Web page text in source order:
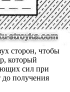
сторон, чтобы
который
сил при
получения